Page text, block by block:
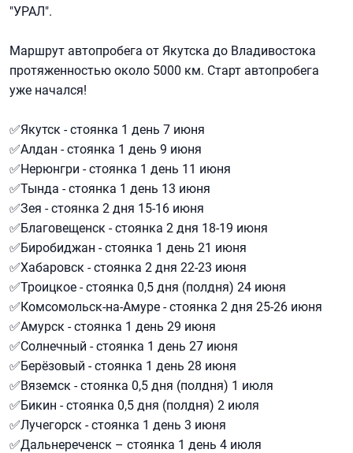
"УРАЛ".
Маршрут автопробега от Якутска до Владивостока
протяженностью около 5000 км. Старт автопробега
уже начался!
✅Якутск - стоянка 1 день 7 июня
✅Алдан - стоянка 1 день 9 июня
✅Нерюнгри - стоянка 1 день 11 июня
✅Тында - стоянка 1 день 13 июня
✅Зея - стоянка 2 дня 15-16 июня
✅Благовещенск - стоянка 2 дня 18-19 июня
✅Биробиджан - стоянка 1 день 21 июня
✅Хабаровск - стоянка 2 дня 22-23 июня
✅Троицкое - стоянка 0,5 дня (полдня) 24 июня
✅Комсомольск-на-Амуре - стоянка 2 дня 25-26 июня
✅Амурск - стоянка 1 день 29 июня
✅Солнечный - стоянка 1 день 27 июня
✅Берёзовый - стоянка 1 день 28 июня
✅Вяземск - стоянка 0,5 дня (полдня) 1 июля
✅Бикин - стоянка 0,5 дня (полдня) 2 июля
✅Лучегорск - стоянка 1 день 3 июня
✅Дальнереченск – стоянка 1 день 4 июля